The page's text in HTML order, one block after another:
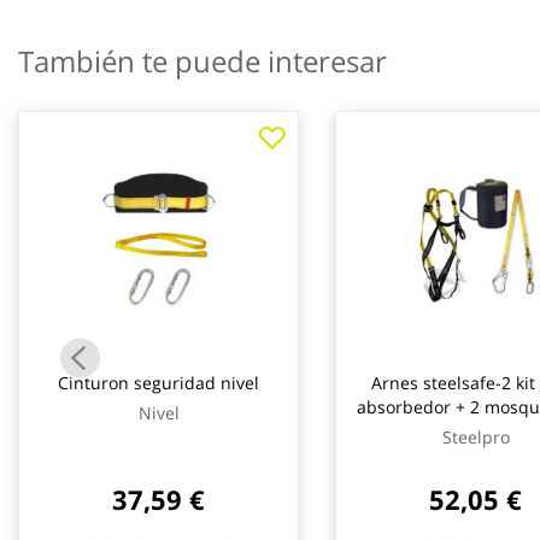
imágenes
También te puede interesar
Cinturon seguridad nivel
Nivel
37,59 €
Arnes steelsafe-2 kit
absorbedor + 2
dorsal/frontal steelpro
Steelpro
52,05 €